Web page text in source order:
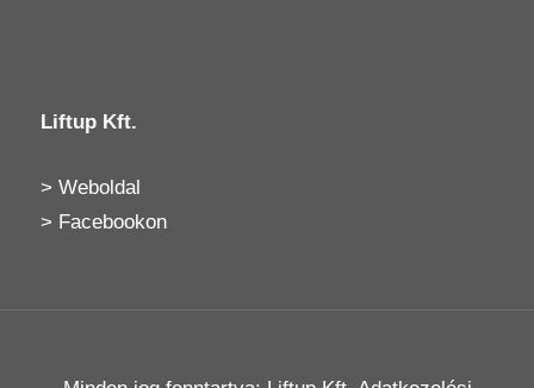
Liftup Kft.
> Weboldal
> Facebookon